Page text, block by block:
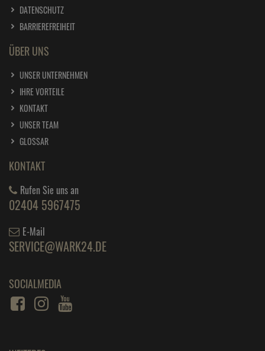
DATENSCHUTZ
BARRIEREFREIHEIT
ÜBER UNS
UNSER UNTERNEHMEN
IHRE VORTEILE
KONTAKT
UNSER TEAM
GLOSSAR
KONTAKT
Rufen Sie uns an
02404 5967475
E-Mail
SERVICE@WARK24.DE
SOCIALMEDIA